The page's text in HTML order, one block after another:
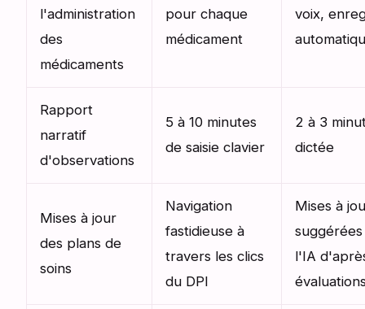
l'administration
des
médicaments
pour chaque
médicament
voix,
Rapport
narratif
d'observations
5 à 10 minutes
de saisie clavier
2 à 3
dictée
Mises à jour
des plans de
soins
Navigation
fastidieuse à
travers les clics
du DPI
Mises à
l'IA